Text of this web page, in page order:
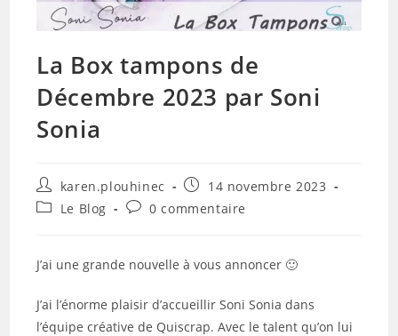
La Box tampons de
Décembre 2023 par Soni
Sonia
Auteur/autrice
de
la
karen.plouhinec
Publication
publiée :
14 novembre 2023
PostLe Blog
Commentaires
publication :
0 commentaire
J’ai une grande nouvelle à vous annoncer 🙂
J’ai l’énorme plaisir d’accueillir Soni Sonia dans
l’équipe créative de Quiscrap. Avec le talent qu’on lui